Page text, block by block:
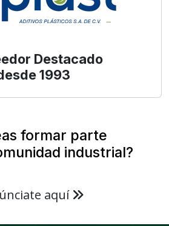
Destacado
1993
formar parte
industrial?
aquí